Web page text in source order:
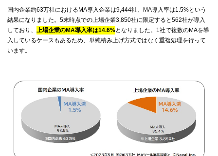
国内企業約63万社におけるMA導入企業は9,444社、MA導入率は1.5%という
結果になりました。5末時点での上場企業3,850社に限定すると562社が導入
しており、 上場企業のMA導入率は14.6%となりました。1社で複数のMAを導
入しているケースもあるため、単純積み上げ方式ではなく重複処理を行って
います。